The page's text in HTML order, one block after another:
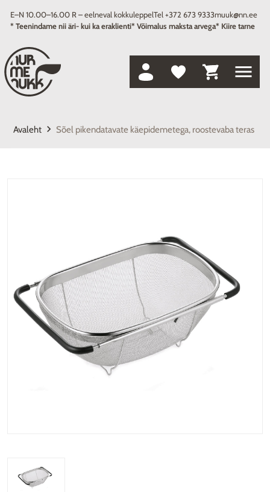
E–N 10.00–16.00 R – eelneval kokkuleppelTel +372 673 9333muuk@nn.ee
* Teenindame nii äri- kui ka eraklienti* Võimalus maksta arvega* Kiire tarne
menu
Avaleht keyboard_arrow_right Sõel pikendatavate käepidemetega, roostevaba teras